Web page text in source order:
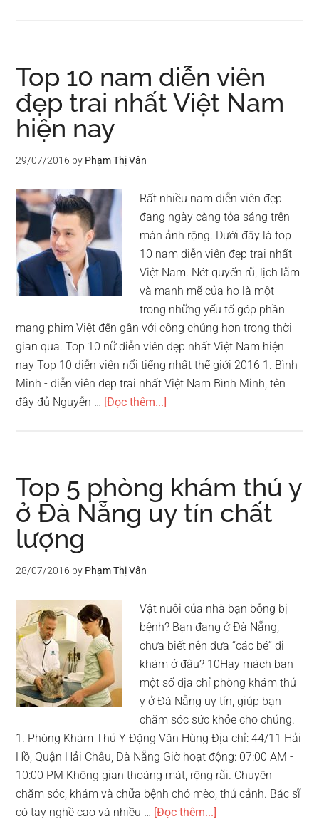
nổi
Top 10 nam diễn viên
đẹp trai nhất Việt Nam
hiện nay
29/07/2016 by Phạm Thị Vân
Rất nhiều nam diễn viên đẹp
đang ngày càng tỏa sáng trên
màn ảnh rộng. Dưới đây là top
10 nam diễn viên đẹp trai nhất
Việt Nam. Nét quyến rũ, lịch lãm
và mạnh mẽ của họ là một
trong những yếu tố góp phần
mang phim Việt đến gần với công chúng hơn trong thời
gian qua. Top 10 nữ diễn viên đẹp nhất Việt Nam hiện
nay Top 10 diễn viên nổi tiếng nhất thế giới 2016 1. Bình
Minh - diễn viên đẹp trai nhất Việt Nam Bình Minh, tên
đầy đủ Nguyễn … [Đọc thêm...]
viên
đẹp
trai
nhất
nay
Top 5 phòng khám thú y
ở Đà Nẵng uy tín chất
lượng
28/07/2016 by Phạm Thị Vân
Vật nuôi của nhà bạn bỗng bị
bệnh? Bạn đang ở Đà Nẵng,
chưa biết nên đưa “các bé” đi
khám ở đâu? 10Hay mách bạn
một số địa chỉ phòng khám thú
y ở Đà Nẵng uy tín, giúp bạn
chăm sóc sức khỏe cho chúng.
1. Phòng Khám Thú Y Đặng Văn Hùng Địa chỉ: 44/11 Hải
Hồ, Quận Hải Châu, Đà Nẵng Giờ hoạt động: 07:00 AM -
10:00 PM Không gian thoáng mát, rộng rãi. Chuyên
chăm sóc, khám và chữa bệnh chó mèo, thú cảnh. Bác sĩ
có tay nghề cao và nhiều … [Đọc thêm...]